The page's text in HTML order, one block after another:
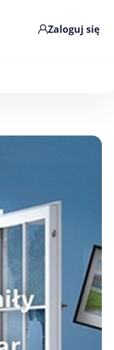
Zaloguj się